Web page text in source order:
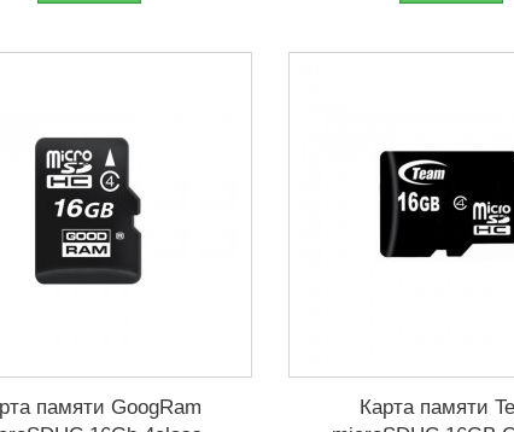
памяти GoogRam
Карта памяти